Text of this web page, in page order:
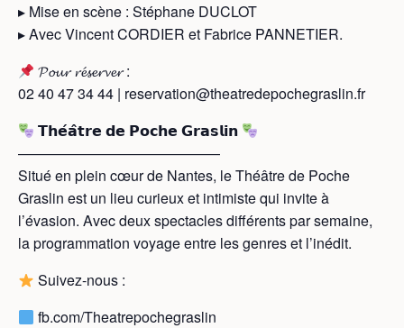
▸ Mise en scène : Stéphane DUCLOT
▸ Avec Vincent CORDIER et Fabrice PANNETIER.
𝓟𝓸𝓾𝓻 𝓻𝓮́𝓼𝓮𝓻𝓿𝓮𝓻 :
02 40 47 34 44 | reservation@theatredepochegraslin.fr
𝗧𝗵𝗲́𝗮̂𝘁𝗿𝗲 𝗱𝗲 𝗣𝗼𝗰𝗵𝗲 𝗚𝗿𝗮𝘀𝗹𝗶𝗻
——————————————
Situé en plein cœur de Nantes, le Théâtre de Poche
Graslin est un lieu curieux et intimiste qui invite à
l’évasion. Avec deux spectacles différents par semaine,
la programmation voyage entre les genres et l’inédit.
Suivez-nous :
fb.com/Theatrepochegraslin